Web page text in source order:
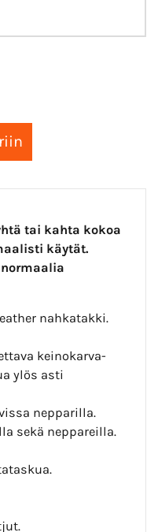
tai kahta kokoa
käytät.
nahkatakki.
keinokarva-
ylös asti
nepparilla.
sekä neppareilla.